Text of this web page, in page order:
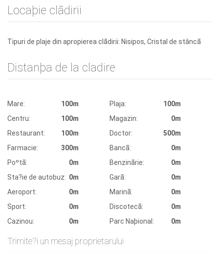
Locaþie clãdirii
Tipuri de plaje din apropierea clãdirii: Nisipos, Cristal de stâncã
Distanþa de la cladire
Mare: 100m Plaja:
100m
Centru:
100m Magazin:
0m
Restaurant:
100m Doctor:
500m
Farmacie:
300m Bancã:
0m
Poºtã:
0m Benzinãrie:
0m
Sta?ie de autobuz: 0m Garã:
0m
Aeroport:
0m Marinã:
0m
Sport:
0m Discotecã:
0m
Cazinou:
0m Parc Naþional: 0m
Trimite?i un mesaj proprietarului